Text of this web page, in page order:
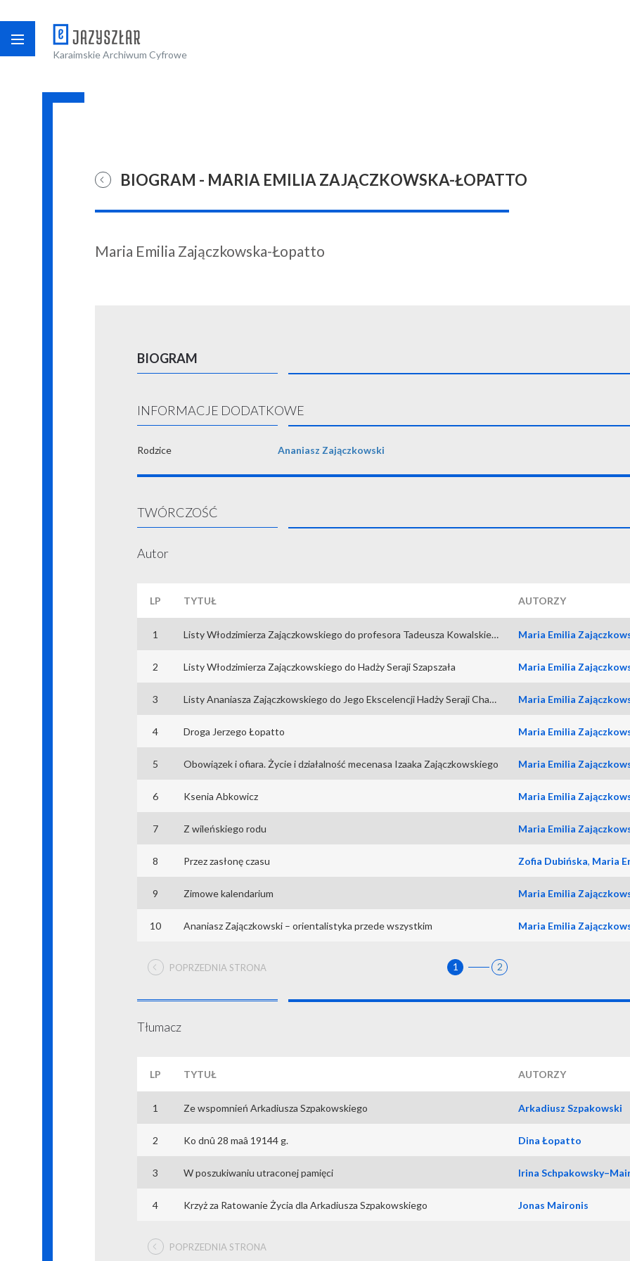
Karaimskie Archiwum Cyfrowe
BIOGRAM - MARIA EMILIA ZAJĄCZKOWSKA-ŁOPATTO
Maria Emilia Zajączkowska-Łopatto
BIOGRAM
INFORMACJE DODATKOWE
Rodzice Ananiasz Zajączkowski
TWÓRCZOŚĆ
Autor
LP TYTUŁ AUTORZY
1 Listy Włodzimierza Zajączkowskiego do profesora Tadeusza Kowalskiego Maria Emilia
2 Listy Włodzimierza Zajączkowskiego do Hadży Seraji Szapszała Maria Emilia
3 Listy Ananiasza Zajączkowskiego do Jego Ekscelencji Hadży Seraji Chana Szapszała Maria Emilia
4 Droga Jerzego Łopatto Maria Emilia
5 Obowiązek i ofiara. Życie i działalność mecenasa Izaaka Zajączkowskiego Maria Emilia
6 Ksenia Abkowicz Maria Emilia
7 Z wileńskiego rodu Maria Emilia
8 Przez zasłonę czasu Zofia Dubińska, Maria
9 Zimowe kalendarium Maria Emilia
10 Ananiasz Zajączkowski – orientalistyka przede wszystkim Maria Emilia
POPRZEDNIA STRONA 1 2
Tłumacz
LP TYTUŁ AUTORZY
1 Ze wspomnień Arkadiusza Szpakowskiego Arkadiusz Szpakowski
2 Ko dnû 28 maâ 19144 g. Dina Łopatto
3 W poszukiwaniu utraconej pamięci Irina
4 Krzyż za Ratowanie Życia dla Arkadiusza Szpakowskiego Jonas Maironis
POPRZEDNIA STRONA